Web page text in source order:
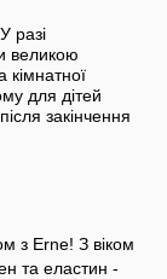
разі
великою
кімнатної
для дітей
закінчення
з Erne! З віком
та еластин -